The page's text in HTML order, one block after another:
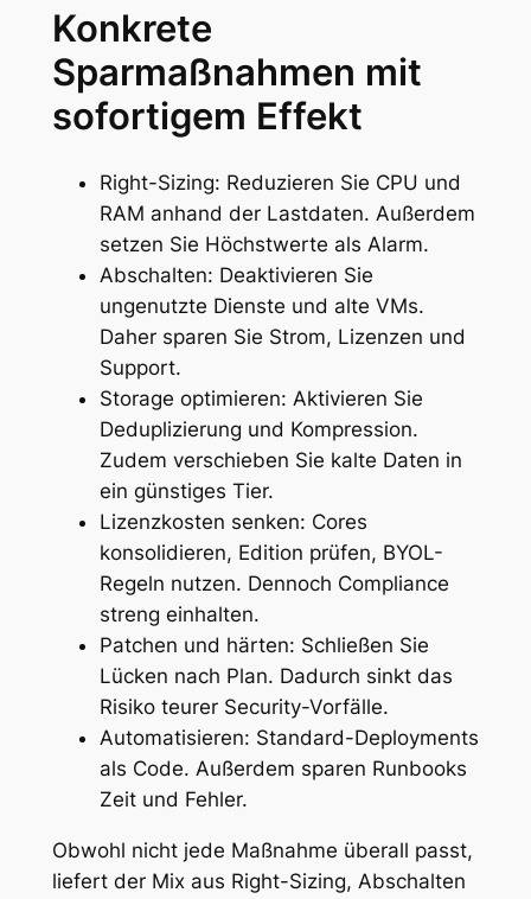
Konkrete
Sparmaßnahmen mit
sofortigem Effekt
Right-Sizing: Reduzieren Sie CPU und
RAM anhand der Lastdaten. Außerdem
setzen Sie Höchstwerte als Alarm.
Abschalten: Deaktivieren Sie
ungenutzte Dienste und alte VMs.
Daher sparen Sie Strom, Lizenzen und
Support.
Storage optimieren: Aktivieren Sie
Deduplizierung und Kompression.
Zudem verschieben Sie kalte Daten in
ein günstiges Tier.
Lizenzkosten senken: Cores
konsolidieren, Edition prüfen, BYOL-
Regeln nutzen. Dennoch Compliance
streng einhalten.
Patchen und härten: Schließen Sie
Lücken nach Plan. Dadurch sinkt das
Risiko teurer Security-Vorfälle.
Automatisieren: Standard-Deployments
als Code. Außerdem sparen Runbooks
Zeit und Fehler.
Obwohl nicht jede Maßnahme überall passt,
liefert der Mix aus Right-Sizing, Abschalten